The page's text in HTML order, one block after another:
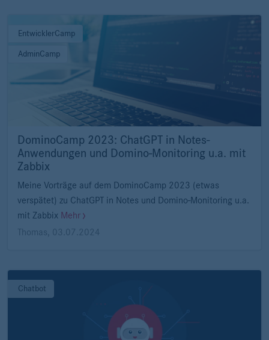
EntwicklerCamp
AdminCamp
DominoCamp 2023: ChatGPT in Notes-
Anwendungen und Domino-Monitoring u.a. mit
Zabbix
Meine Vorträge auf dem DominoCamp 2023 (etwas
verspätet) zu ChatGPT in Notes und Domino-Monitoring u.a.
mit Zabbix Mehr
Thomas, 03.07.2024
Chatbot